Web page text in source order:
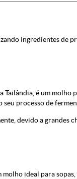
ingredientes de
é um molho
processo de
devido a grandes
ideal para sopas,